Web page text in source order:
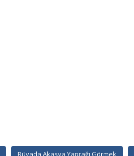
Rüyada Akasya Yaprağı Görmek